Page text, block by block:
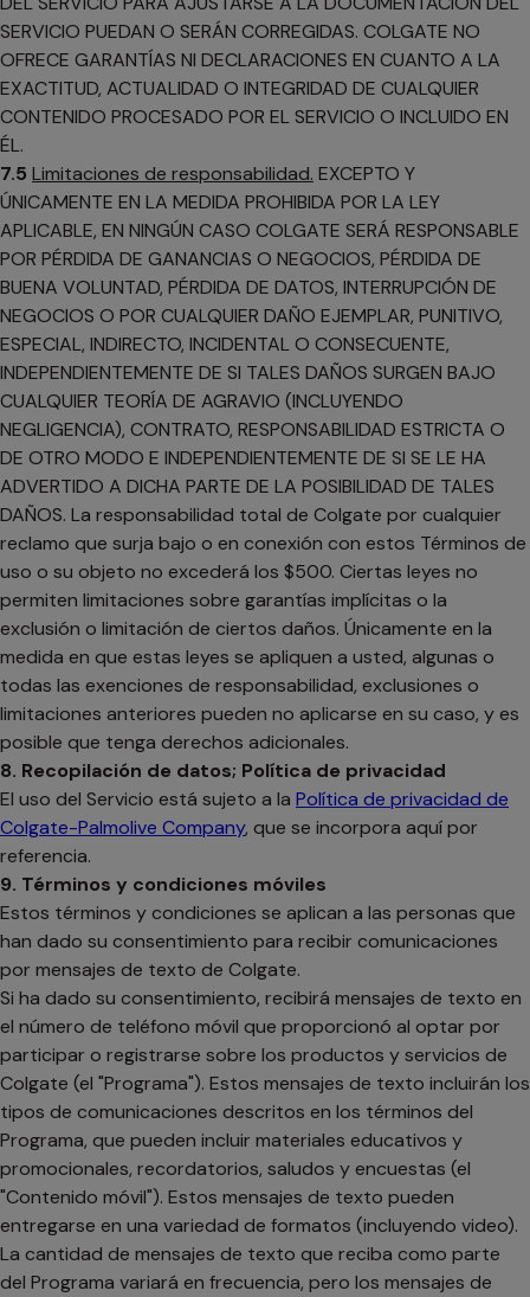
SERVICIO PUEDAN O SERÁN CORREGIDAS. COLGATE NO
OFRECE GARANTÍAS NI DECLARACIONES EN CUANTO A LA
EXACTITUD, ACTUALIDAD O INTEGRIDAD DE CUALQUIER
CONTENIDO PROCESADO POR EL SERVICIO O INCLUIDO EN
ÉL.
7.5 Limitaciones de responsabilidad. EXCEPTO Y
ÚNICAMENTE EN LA MEDIDA PROHIBIDA POR LA LEY
APLICABLE, EN NINGÚN CASO COLGATE SERÁ RESPONSABLE
POR PÉRDIDA DE GANANCIAS O NEGOCIOS, PÉRDIDA DE
BUENA VOLUNTAD, PÉRDIDA DE DATOS, INTERRUPCIÓN DE
NEGOCIOS O POR CUALQUIER DAÑO EJEMPLAR, PUNITIVO,
ESPECIAL, INDIRECTO, INCIDENTAL O CONSECUENTE,
INDEPENDIENTEMENTE DE SI TALES DAÑOS SURGEN BAJO
CUALQUIER TEORÍA DE AGRAVIO (INCLUYENDO
NEGLIGENCIA), CONTRATO, RESPONSABILIDAD ESTRICTA O
DE OTRO MODO E INDEPENDIENTEMENTE DE SI SE LE HA
ADVERTIDO A DICHA PARTE DE LA POSIBILIDAD DE TALES
DAÑOS. La responsabilidad total de Colgate por cualquier
reclamo que surja bajo o en conexión con estos Términos de
uso o su objeto no excederá los $500. Ciertas leyes no
permiten limitaciones sobre garantías implícitas o la
exclusión o limitación de ciertos daños. Únicamente en la
medida en que estas leyes se apliquen a usted, algunas o
todas las exenciones de responsabilidad, exclusiones o
limitaciones anteriores pueden no aplicarse en su caso, y es
posible que tenga derechos adicionales.
8. Recopilación de datos; Política de privacidad
El uso del Servicio está sujeto a la Política de privacidad de
Colgate-Palmolive Company, que se incorpora aquí por
referencia.
9. Términos y condiciones móviles
Estos términos y condiciones se aplican a las personas que
han dado su consentimiento para recibir comunicaciones
por mensajes de texto de Colgate.
Si ha dado su consentimiento, recibirá mensajes de texto en
el número de teléfono móvil que proporcionó al optar por
participar o registrarse sobre los productos y servicios de
Colgate (el "Programa"). Estos mensajes de texto incluirán los
tipos de comunicaciones descritos en los términos del
Programa, que pueden incluir materiales educativos y
promocionales, recordatorios, saludos y encuestas (el
"Contenido móvil"). Estos mensajes de texto pueden
entregarse en una variedad de formatos (incluyendo video).
La cantidad de mensajes de texto que reciba como parte
del Programa variará en frecuencia, pero los mensajes de